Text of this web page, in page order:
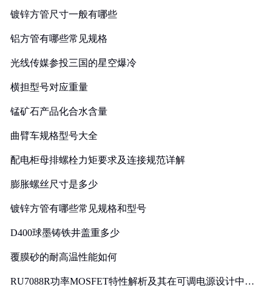
镀锌方管尺寸一般有哪些
铝方管有哪些常见规格
光线传媒参投三国的星空爆冷
横担型号对应重量
锰矿石产品化合水含量
曲臂车规格型号大全
配电柜母排螺栓力矩要求及连接规范详解
膨胀螺丝尺寸是多少
镀锌方管有哪些常见规格和型号
D400球墨铸铁井盖重多少
覆膜砂的耐高温性能如何
RU7088R功率MOSFET特性解析及其在可调电源设计中的